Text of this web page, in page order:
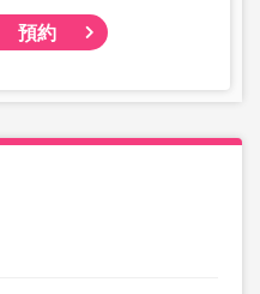
預約